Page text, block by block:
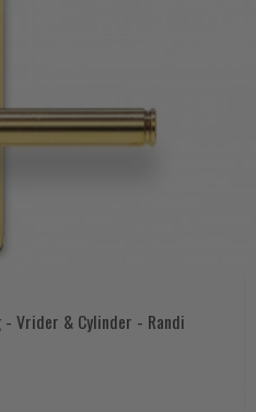
Vrider & Cylinder - Randi